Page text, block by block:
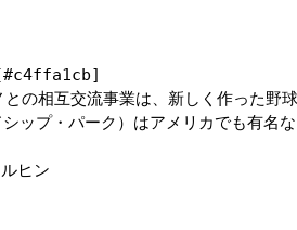
の相互交流事業は、新しく作った野
ップ・パーク）はアメリカでも有名
ヒン